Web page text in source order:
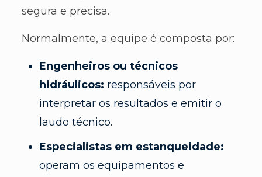
segura e precisa.
Normalmente, a equipe é composta por:
Engenheiros ou técnicos
hidráulicos: responsáveis por
interpretar os resultados e emitir o
laudo técnico.
Especialistas em estanqueidade:
operam os equipamentos e